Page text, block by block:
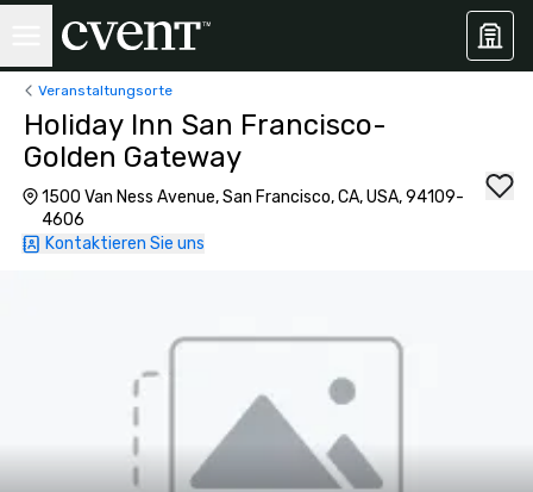
Veranstaltungsorte
Holiday Inn San Francisco-
Golden Gateway
1500 Van Ness Avenue, San Francisco, CA, USA, 94109-
4606
Kontaktieren Sie uns